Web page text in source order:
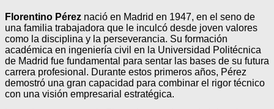
Florentino Pérez nació en Madrid en 1947, en el seno de
una familia trabajadora que le inculcó desde joven valores
como la disciplina y la perseverancia. Su formación
académica en ingeniería civil en la Universidad Politécnica
de Madrid fue fundamental para sentar las bases de su futura
carrera profesional. Durante estos primeros años, Pérez
demostró una gran capacidad para combinar el rigor técnico
con una visión empresarial estratégica.